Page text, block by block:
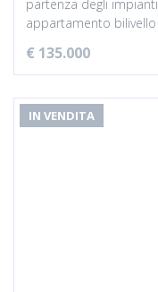
partenza degli
appartamento bilivello
€ 135.000
IN VENDITA